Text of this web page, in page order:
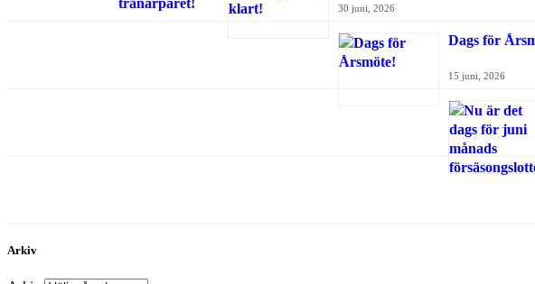
30 juni, 2026
Dags för
15 juni, 2026
Arkiv